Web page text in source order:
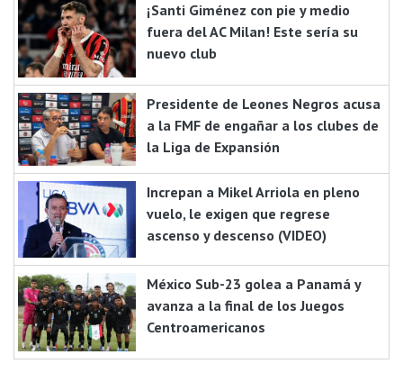
¡Santi Giménez con pie y medio
fuera del AC Milan! Este sería su
nuevo club
Presidente de Leones Negros acusa
a la FMF de engañar a los clubes de
la Liga de Expansión
Increpan a Mikel Arriola en pleno
vuelo, le exigen que regrese
ascenso y descenso (VIDEO)
México Sub-23 golea a Panamá y
avanza a la final de los Juegos
Centroamericanos